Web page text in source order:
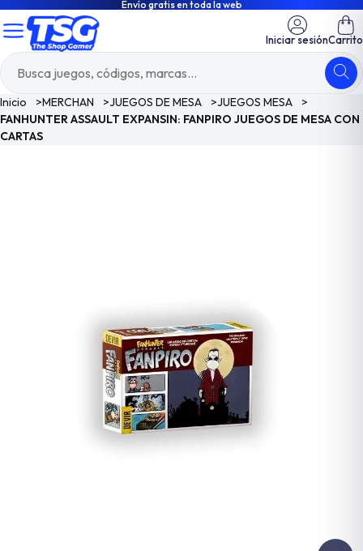
Envío gratis en toda la web
Iniciar sesiónCarrito
Inicio >MERCHAN >JUEGOS DE MESA >JUEGOS MESA
>
FANHUNTER ASSAULT EXPANSIN: FANPIRO JUEGOS DE MESA CON
CARTAS